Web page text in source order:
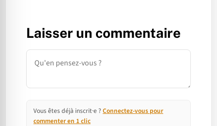
Laisser un commentaire
Commentaire
Vous êtes déjà inscrit·e ? Connectez-vous pour
commenter en 1 clic